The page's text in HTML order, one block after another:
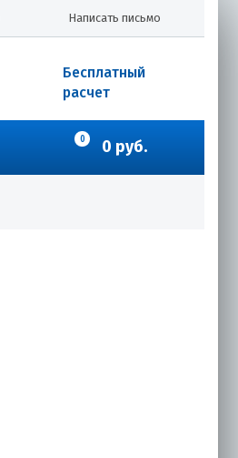
Написать письмо
Бесплатный
расчет
0 0 руб.